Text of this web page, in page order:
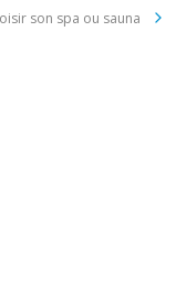
son spa ou sauna